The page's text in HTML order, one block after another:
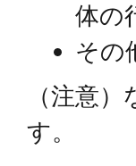
体の
その
（注意
す。